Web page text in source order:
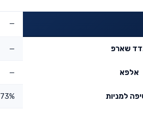
—
שארפ —
אלפא —
למניות